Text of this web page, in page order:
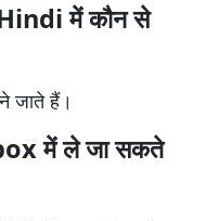
में कौन से
जाते हैं।
में ले जा सकते